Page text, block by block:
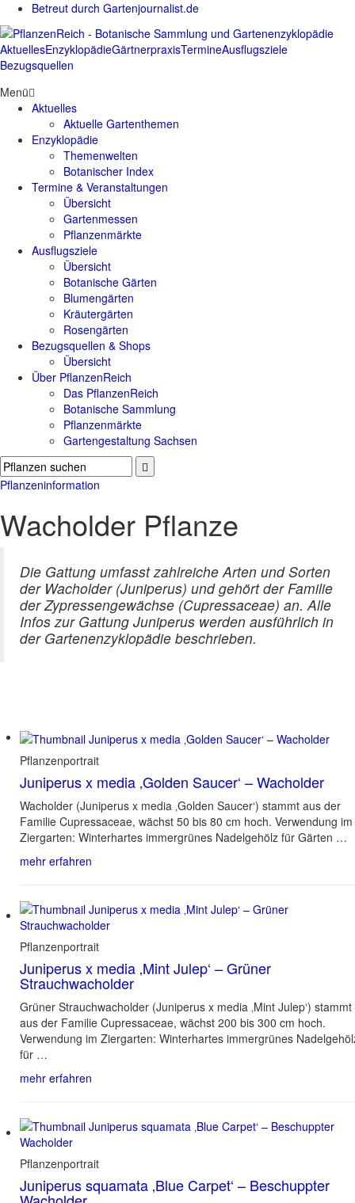
Betreut durch Gartenjournalist.de
AktuellesEnzyklopädieGärtnerpraxisTermineAusflugsziele
Bezugsquellen
Menü
Aktuelles
Aktuelle Gartenthemen
Enzyklopädie
Themenwelten
Botanischer Index
Termine & Veranstaltungen
Übersicht
Gartenmessen
Pflanzenmärkte
Ausflugsziele
Übersicht
Botanische Gärten
Blumengärten
Kräutergärten
Rosengärten
Bezugsquellen & Shops
Übersicht
Über PflanzenReich
Das PflanzenReich
Botanische Sammlung
Pflanzenmärkte
Gartengestaltung Sachsen
Pflanzeninformation
Wacholder Pflanze
Die Gattung umfasst zahlreiche Arten und Sorten
der Wacholder (Juniperus) und gehört der Familie
der Zypressengewächse (Cupressaceae) an. Alle
Infos zur Gattung Juniperus werden ausführlich in
der Gartenenzyklopädie beschrieben.
Pflanzenportrait
Juniperus x media ‚Golden Saucer‘ – Wacholder
Wacholder (Juniperus x media ‚Golden Saucer‘) stammt aus der
Familie Cupressaceae, wächst 50 bis 80 cm hoch. Verwendung im
Ziergarten: Winterhartes immergrünes Nadelgehölz für Gärten …
mehr erfahren
Pflanzenportrait
Juniperus x media ‚Mint Julep‘ – Grüner
Strauchwacholder
Grüner Strauchwacholder (Juniperus x media ‚Mint Julep‘) stammt
aus der Familie Cupressaceae, wächst 200 bis 300 cm hoch.
Verwendung im Ziergarten: Winterhartes immergrünes
für …
mehr erfahren
Pflanzenportrait
Juniperus squamata ‚Blue Carpet‘ – Beschuppter